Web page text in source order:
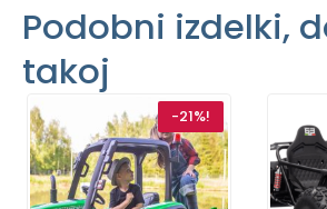
Podobni izdelki,
takoj
-21%!